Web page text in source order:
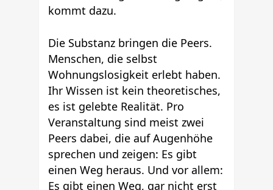
kommt dazu.
Die Substanz bringen die Peers.
Menschen, die selbst
Wohnungslosigkeit erlebt haben.
Ihr Wissen ist kein theoretisches,
es ist gelebte Realität. Pro
Veranstaltung sind meist zwei
Peers dabei, die auf Augenhöhe
sprechen und zeigen: Es gibt
einen Weg heraus. Und vor allem:
Es gibt einen Weg, gar nicht erst